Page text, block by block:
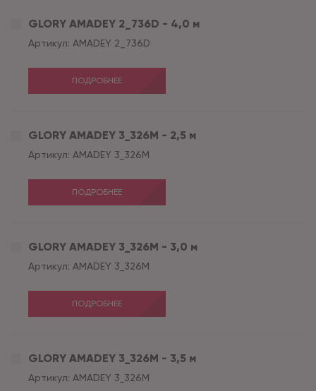
GLORY AMADEY 2_736D - 4,0 м
Артикул: AMADEY 2_736D
ПОДРОБНЕЕ
GLORY AMADEY 3_326M - 2,5 м
Артикул: AMADEY 3_326M
ПОДРОБНЕЕ
GLORY AMADEY 3_326M - 3,0 м
Артикул: AMADEY 3_326M
ПОДРОБНЕЕ
GLORY AMADEY 3_326M - 3,5 м
Артикул: AMADEY 3_326M